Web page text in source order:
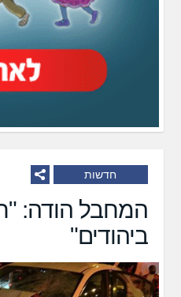
חדשות
המחבל הודה:
ביהודים"